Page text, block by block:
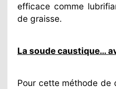
efficace comme
de graisse.
La soude caustique…
Pour cette méthode de